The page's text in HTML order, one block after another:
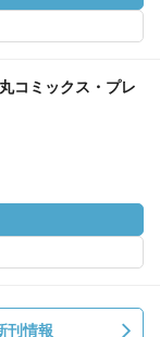
コミックス・プレ
刊情報